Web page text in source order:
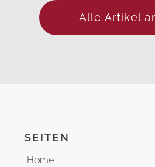
Alle Artikel
SEITEN
Home